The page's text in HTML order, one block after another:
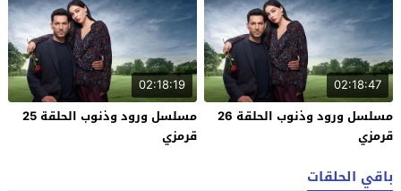
02:18:47
مسلسل ورود وذنوب الحلقة 26
قرمزي
02:18:19
مسلسل ورود وذنوب الحلقة 25
قرمزي
باقي الحلقات